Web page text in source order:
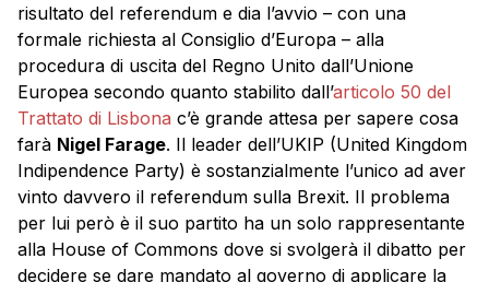
risultato del referendum e dia l’avvio – con una
formale richiesta al Consiglio d’Europa – alla
procedura di uscita del Regno Unito dall’Unione
Europea secondo quanto stabilito dall’articolo 50 del
Trattato di Lisbona c’è grande attesa per sapere cosa
farà Nigel Farage. Il leader dell’UKIP (United Kingdom
Indipendence Party) è sostanzialmente l’unico ad aver
vinto davvero il referendum sulla Brexit. Il problema
per lui però è il suo partito ha un solo rappresentante
alla House of Commons dove si svolgerà il dibatto per
decidere se dare mandato al governo di applicare la